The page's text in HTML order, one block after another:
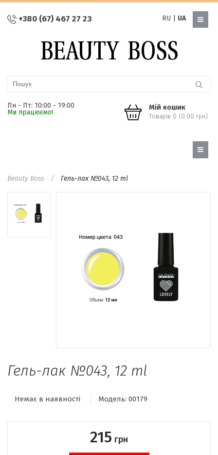
+380 (67) 467 27 23 RU UA
Пн - Пт: 10:00 - 19:00
Ми працюємо!
Мій кошик
Товарів 0 (0.00 грн)
Beauty Boss Гель-лак №043, 12 ml
Гель-лак №043, 12 ml
Немає в наявності Модель: 00179
215 грн